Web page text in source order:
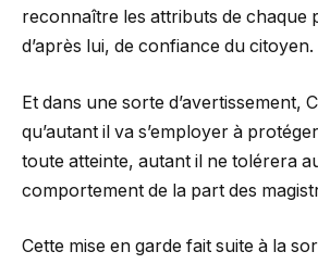
reconnaître les attributs de chaque
d’après lui, de confiance du citoyen.
Et dans une sorte d’avertissement,
qu’autant il va s’employer à
toute atteinte, autant il ne tolérera
comportement de la part des
Cette mise en garde fait suite à la